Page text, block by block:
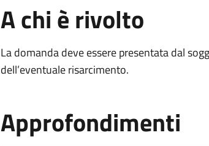
A chi è rivolto
La domanda deve essere presentata dal
dell’eventuale risarcimento.
Approfondimenti